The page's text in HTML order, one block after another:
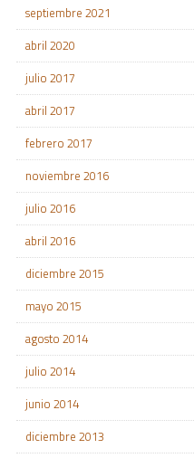
septiembre 2021
abril 2020
julio 2017
abril 2017
febrero 2017
noviembre 2016
julio 2016
abril 2016
diciembre 2015
mayo 2015
agosto 2014
julio 2014
junio 2014
diciembre 2013